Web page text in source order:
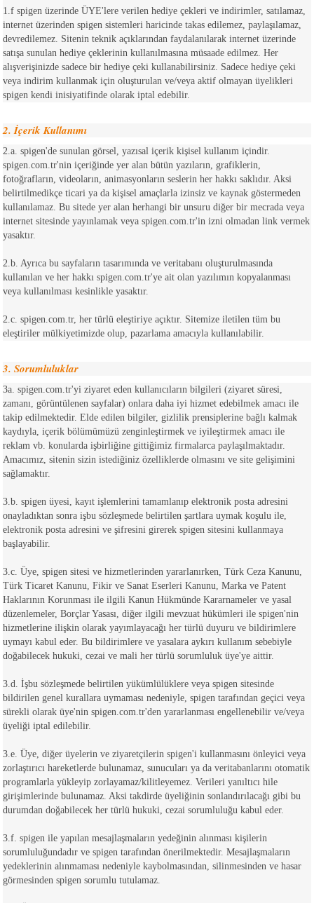
1.f spigen üzerinde ÜYE'lere verilen hediye çekleri ve indirimler, satılamaz,
internet üzerinden spigen sistemleri haricinde takas edilemez, paylaşılamaz,
devredilemez. Sitenin teknik açıklarından faydalanılarak internet üzerinde
satışa sunulan hediye çeklerinin kullanılmasına müsaade edilmez. Her
alışverişinizde sadece bir hediye çeki kullanabilirsiniz. Sadece hediye çeki
veya indirim kullanmak için oluşturulan ve/veya aktif olmayan üyelikleri
spigen kendi inisiyatifinde olarak iptal edebilir.
2. İçerik Kullanımı
2.a. spigen'de sunulan görsel, yazısal içerik kişisel kullanım içindir.
spigen.com.tr'nin içeriğinde yer alan bütün yazıların, grafiklerin,
fotoğrafların, videoların, animasyonların seslerin her hakkı saklıdır. Aksi
belirtilmedikçe ticari ya da kişisel amaçlarla izinsiz ve kaynak göstermeden
kullanılamaz. Bu sitede yer alan herhangi bir unsuru diğer bir mecrada veya
internet sitesinde yayınlamak veya spigen.com.tr'in izni olmadan link vermek
yasaktır.
2.b. Ayrıca bu sayfaların tasarımında ve veritabanı oluşturulmasında
kullanılan ve her hakkı spigen.com.tr'ye ait olan yazılımın kopyalanması
veya kullanılması kesinlikle yasaktır.
2.c. spigen.com.tr, her türlü eleştiriye açıktır. Sitemize iletilen tüm bu
eleştiriler mülkiyetimizde olup, pazarlama amacıyla kullanılabilir.
3. Sorumluluklar
3a. spigen.com.tr'yi ziyaret eden kullanıcıların bilgileri (ziyaret süresi,
zamanı, görüntülenen sayfalar) onlara daha iyi hizmet edebilmek amacı ile
takip edilmektedir. Elde edilen bilgiler, gizlilik prensiplerine bağlı kalmak
kaydıyla, içerik bölümümüzü zenginleştirmek ve iyileştirmek amacı ile
reklam vb. konularda işbirliğine gittiğimiz firmalarca paylaşılmaktadır.
Amacımız, sitenin sizin istediğiniz özelliklerde olmasını ve site gelişimini
sağlamaktır.
3.b. spigen üyesi, kayıt işlemlerini tamamlanıp elektronik posta adresini
onayladıktan sonra işbu sözleşmede belirtilen şartlara uymak koşulu ile,
elektronik posta adresini ve şifresini girerek spigen sitesini kullanmaya
başlayabilir.
3.c. Üye, spigen sitesi ve hizmetlerinden yararlanırken, Türk Ceza Kanunu,
Türk Ticaret Kanunu, Fikir ve Sanat Eserleri Kanunu, Marka ve Patent
Haklarının Korunması ile ilgili Kanun Hükmünde Kararnameler ve yasal
düzenlemeler, Borçlar Yasası, diğer ilgili mevzuat hükümleri ile spigen'nin
hizmetlerine ilişkin olarak yayımlayacağı her türlü duyuru ve bildirimlere
uymayı kabul eder. Bu bildirimlere ve yasalara aykırı kullanım sebebiyle
doğabilecek hukuki, cezai ve mali her türlü sorumluluk üye'ye aittir.
3.d. İşbu sözleşmede belirtilen yükümlülüklere veya spigen sitesinde
bildirilen genel kurallara uymaması nedeniyle, spigen tarafından geçici veya
sürekli olarak üye'nin spigen.com.tr'den yararlanması engellenebilir ve/veya
üyeliği iptal edilebilir.
3.e. Üye, diğer üyelerin ve ziyaretçilerin spigen'i kullanmasını önleyici veya
zorlaştırıcı hareketlerde bulunamaz, sunucuları ya da veritabanlarını otomatik
programlarla yükleyip zorlayamaz/kilitleyemez. Verileri yanıltıcı hile
girişimlerinde bulunamaz. Aksi takdirde üyeliğinin sonlandırılacağı gibi bu
durumdan doğabilecek her türlü hukuki, cezai sorumluluğu kabul eder.
3.f. spigen ile yapılan mesajlaşmaların yedeğinin alınması kişilerin
sorumluluğundadır ve spigen tarafından önerilmektedir. Mesajlaşmaların
yedeklerinin alınmaması nedeniyle kaybolmasından, silinmesinden ve hasar
görmesinden spigen sorumlu tutulamaz.